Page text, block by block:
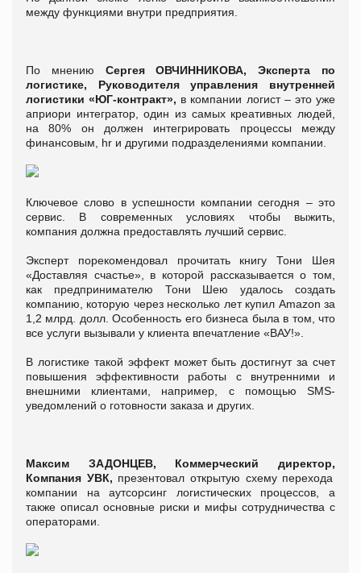
между функциями внутри предприятия.
По мнению Сергея ОВЧИННИКОВА, Эксперта по
логистике, Руководителя управления внутренней
логистики «ЮГ-контракт», в компании логист – это уже
априори интегратор, один из самых креативных людей,
на 80% он должен интегрировать процессы между
финансовым, hr и другими подразделениями компании.
Ключевое слово в успешности компании сегодня – это
сервис. В современных условиях чтобы выжить,
компания должна предоставлять лучший сервис.
Эксперт порекомендовал прочитать книгу Тони Шея
«Доставляя счастье», в которой рассказывается о том,
как предпринимателю Тони Шею удалось создать
компанию, которую через несколько лет купил Amazon за
1,2 млрд. долл. Особенность его бизнеса была в том, что
все услуги вызывали у клиента впечатление «ВАУ!».
В логистике такой эффект может быть достигнут за счет
повышения эффективности работы с внутренними и
внешними клиентами, например, с помощью SMS-
уведомлений о готовности заказа и других.
Максим ЗАДОНЦЕВ, Коммерческий директор,
Компания УВК, презентовал открытую схему перехода
компании на аутсорсинг логистических процессов, а
также описал основные риски и мифы сотрудничества с
операторами.